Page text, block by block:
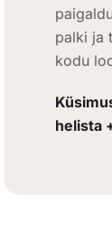
palki ja
kodu
helista